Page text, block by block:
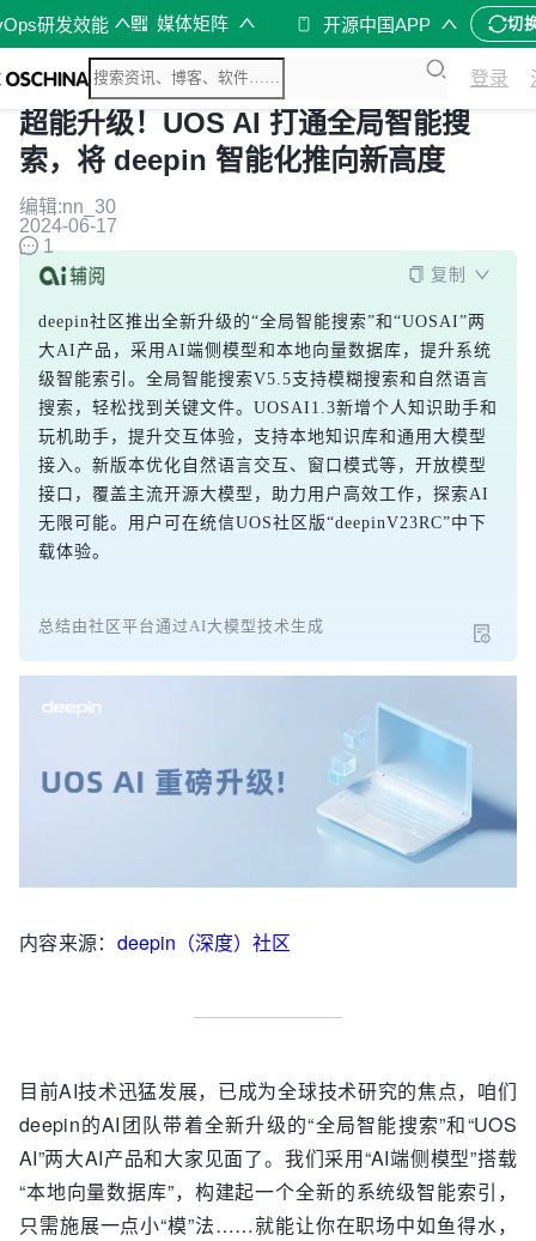
研发效能 媒体矩阵 开源中国APP 切
登录
超能升级！UOS AI 打通全局智能搜
索，将 deepin 智能化推向新高度
编辑:nn_30
2024-06-17
1
复制
deepin社区推出全新升级的“全局智能搜索”和“UOSAI”两
大AI产品，采用AI端侧模型和本地向量数据库，提升系统
级智能索引。全局智能搜索V5.5支持模糊搜索和自然语言
搜索，轻松找到关键文件。UOSAI1.3新增个人知识助手和
玩机助手，提升交互体验，支持本地知识库和通用大模型
接入。新版本优化自然语言交互、窗口模式等，开放模型
接口，覆盖主流开源大模型，助力用户高效工作，探索AI
无限可能。用户可在统信UOS社区版“deepinV23RC”中下
载体验。
总结由社区平台通过AI大模型技术生成
内容来源： deepin（深度）社区
目前AI技术迅猛发展，已成为全球技术研究的焦点，咱们
deepin的AI团队带着全新升级的“全局智能搜索”和“UOS
AI”两大AI产品和大家见面了。我们采用“AI端侧模型”搭载
“本地向量数据库”，构建起一个全新的系统级智能索引，
只需施展一点小“模”法……就能让你在职场中如鱼得水，